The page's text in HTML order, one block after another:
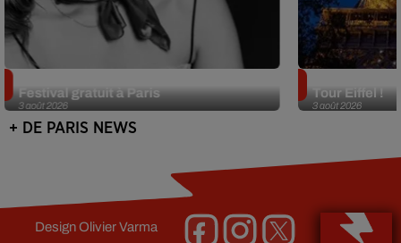
3 août 2026
Festival gratuit à Paris
3 août 2026
Tour Eiffel !
+ DE PARIS NEWS
DesignOlivier Varma